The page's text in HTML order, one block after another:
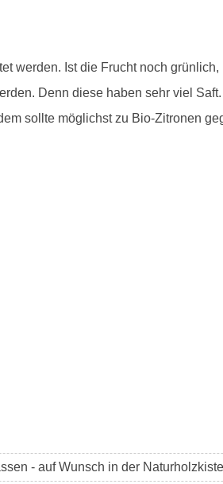
werden. Ist die Frucht noch
Denn diese haben sehr viel
sollte möglichst zu Bio-Zitronen
- auf Wunsch in der Naturholzkiste